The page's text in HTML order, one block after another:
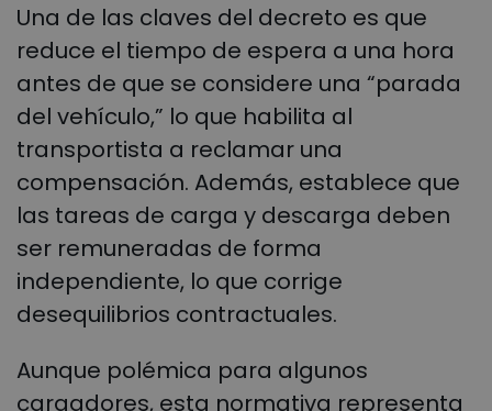
Una de las claves del decreto es que
reduce el tiempo de espera a una hora
antes de que se considere una “parada
del vehículo,” lo que habilita al
transportista a reclamar una
compensación. Además, establece que
las tareas de carga y descarga deben
ser remuneradas de forma
independiente, lo que corrige
desequilibrios contractuales.
Aunque polémica para algunos
cargadores, esta normativa representa